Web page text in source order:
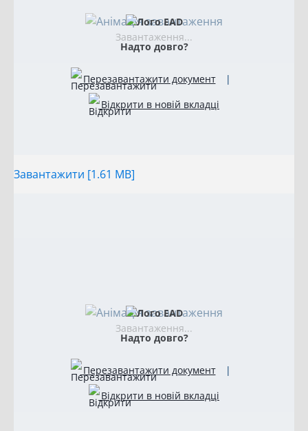
Завантаження...
Надто довго?
Перезавантажити документ
|
Відкрити в новій вкладці
Завантажити [1.61 MB]
Завантаження...
Надто довго?
Перезавантажити документ
|
Відкрити в новій вкладці